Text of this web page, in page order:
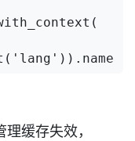
理缓存失效，